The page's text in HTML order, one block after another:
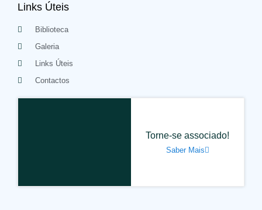
Links Úteis
Biblioteca
Galeria
Links Úteis
Contactos
Torne-se associado!
Saber Mais